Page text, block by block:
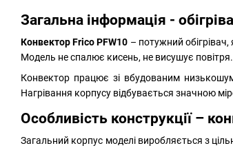
Загальна інформація -
Конвектор Frico PFW10 – потужний
Модель не спалює кисень, не висушує повітря.
Конвектор працює зі вбудованим
Нагрівання корпусу відбувається значною
Особливість конструкції –
Загальний корпус моделі виробляється з